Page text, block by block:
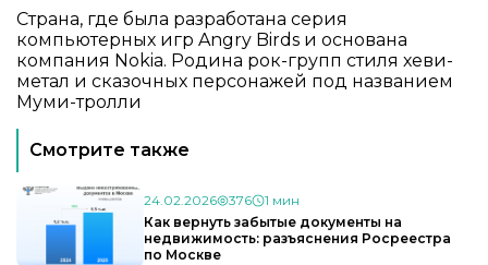
Страна, где была разработана серия
компьютерных игр Angry Birds и основана
компания Nokia. Родина рок-групп стиля хеви-
метал и сказочных персонажей под названием
Муми-тролли
Смотрите также
24.02.2026 376
1 мин
Как вернуть забытые документы на
недвижимость: разъяснения Росреестра
по Москве